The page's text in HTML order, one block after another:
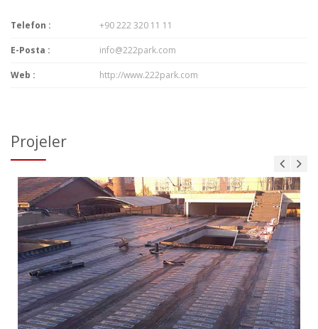
Telefon : +90 222 320 11 11
E-Posta : info@222park.com
Web : http://www.222park.com
Projeler
222 Park
Zemin İzolasyonu